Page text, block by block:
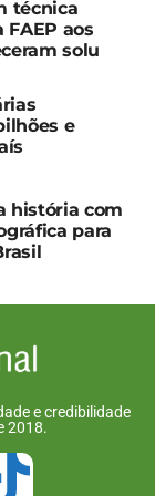
produtores
4 (em
efetuar as
no
de
filas e
pelos
técnica
aos
solu
e
história com
para
e credibilidade
2018.